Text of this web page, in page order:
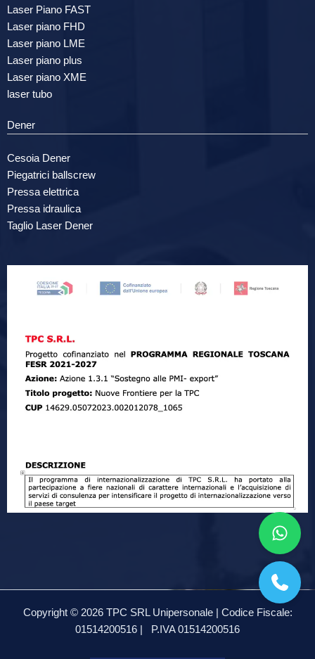
Laser Piano FAST
Laser piano FHD
Laser piano LME
Laser piano plus
Laser piano XME
laser tubo
Dener
Cesoia Dener
Piegatrici ballscrew
Pressa elettrica
Pressa idraulica
Taglio Laser Dener
Copyright © 2026 TPC SRL Unipersonale | Codice Fiscale:
01514200516 |
P.IVA 01514200516